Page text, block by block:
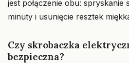
jest połączenie obu: spryskanie
minuty i usunięcie resztek
Czy skrobaczka
bezpieczna?